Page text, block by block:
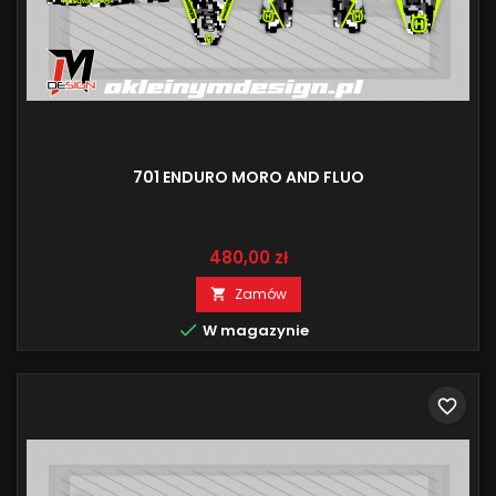
701 ENDURO MORO AND FLUO
Cena
480,00 zł
 Zamów
 W magazynie
favorite_border